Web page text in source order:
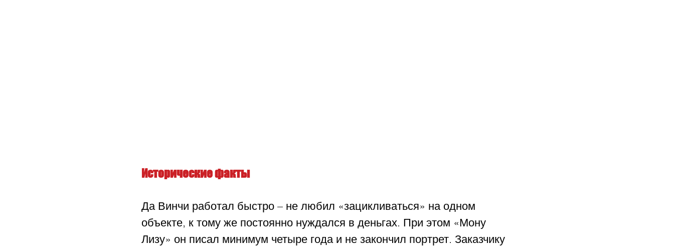
Исторические факты
Да Винчи работал быстро – не любил «зацикливаться» на одном
объекте, к тому же постоянно нуждался в деньгах. При этом «Мону
Лизу» он писал минимум четыре года и не закончил портрет. Заказчику